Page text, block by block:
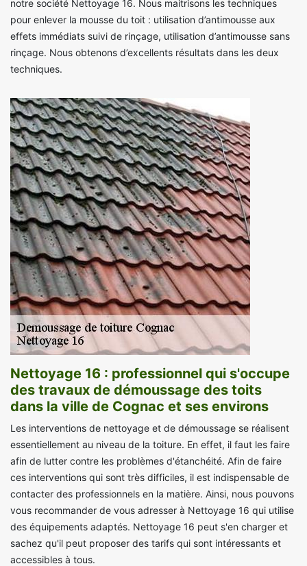
notre société Nettoyage 16. Nous maitrisons les techniques
pour enlever la mousse du toit : utilisation d’antimousse aux
effets immédiats suivi de rinçage, utilisation d’antimousse sans
rinçage. Nous obtenons d’excellents résultats dans les deux
techniques.
Nettoyage 16 : professionnel qui s'occupe
des travaux de démoussage des toits
dans la ville de Cognac et ses environs
Les interventions de nettoyage et de démoussage se réalisent
essentiellement au niveau de la toiture. En effet, il faut les faire
afin de lutter contre les problèmes d'étanchéité. Afin de faire
ces interventions qui sont très difficiles, il est indispensable de
contacter des professionnels en la matière. Ainsi, nous pouvons
vous recommander de vous adresser à Nettoyage 16 qui utilise
des équipements adaptés. Nettoyage 16 peut s'en charger et
sachez qu'il peut proposer des tarifs qui sont intéressants et
accessibles à tous.